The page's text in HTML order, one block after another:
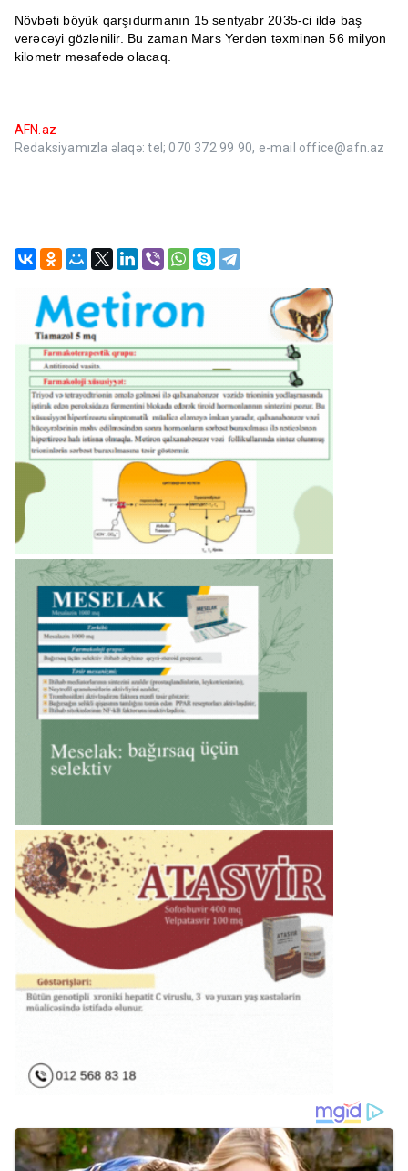
Növbəti böyük qarşıdurmanın 15 sentyabr 2035-ci ildə baş
verəcəyi gözlənilir. Bu zaman Mars Yerdən təxminən 56 milyon
kilometr məsafədə olacaq.
AFN.az
Redaksiyamızla əlaqə: tel; 070 372 99 90, e-mail office@afn.az